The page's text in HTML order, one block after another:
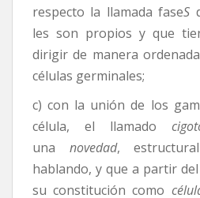
respecto la llamada faseS
les son propios y que
dirigir de manera
células germinales;
c) con la unión de los
célula, el llamado
una novedad,
hablando, y que a partir
su constitución como